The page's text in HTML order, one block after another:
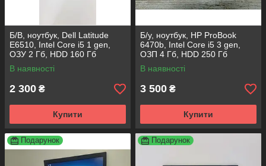
Б/В, ноутбук, Dell Latitude
E6510, Intel Core i5 1 gen,
ОЗУ 2 Гб, HDD 160 Гб
В наявності
2 300 ₴
Купити
Б/у, ноутбук, HP ProBook
6470b, Intel Core i5 3 gen,
ОЗП 4 Гб, HDD 250 Гб
В наявності
3 500 ₴
Купити
Подарунок Подарунок